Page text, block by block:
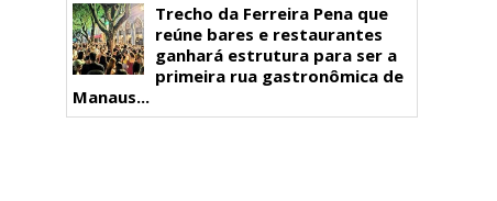
Trecho da Ferreira Pena que
reúne bares e restaurantes
ganhará estrutura para ser a
primeira rua gastronômica de
Manaus...